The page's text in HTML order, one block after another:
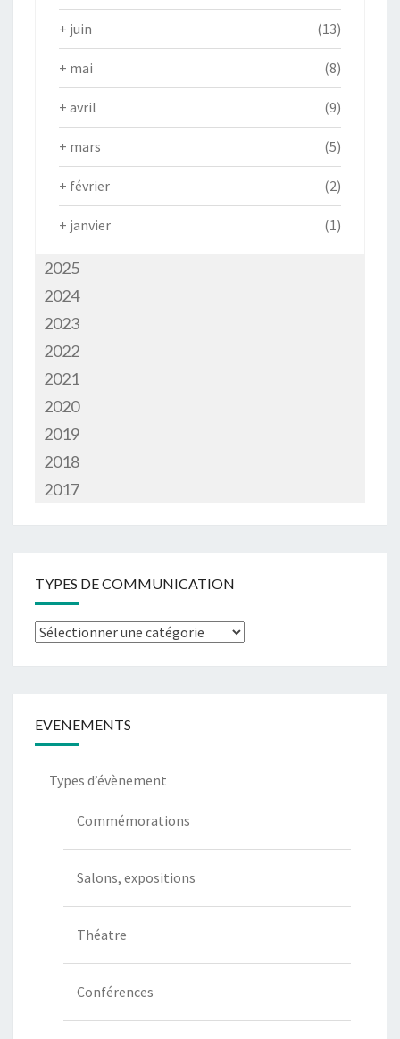
+ juin (13)
+ mai (8)
+ avril (9)
+ mars (5)
+ février (2)
+ janvier (1)
2025
2024
2023
2022
2021
2020
2019
2018
2017
TYPES DE COMMUNICATION
EVENEMENTS
Types d’évènement
Commémorations
Salons, expositions
Théatre
Conférences